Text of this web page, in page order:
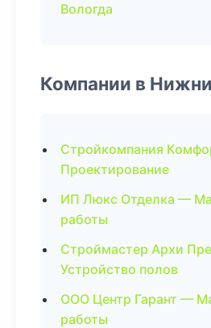
Вологда
Компании в
Стройкомпания
Проектирование
ИП Люкс Отделка —
работы
Строймастер Архи
Устройство полов
ООО Центр Гарант —
работы